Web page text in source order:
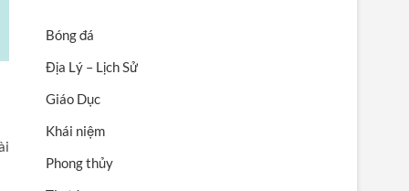
Bóng đá
Địa Lý – Lịch Sử
Giáo Dục
Khái niệm
Phong thủy